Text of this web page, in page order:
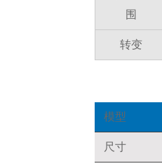
围
转变
模型
尺寸